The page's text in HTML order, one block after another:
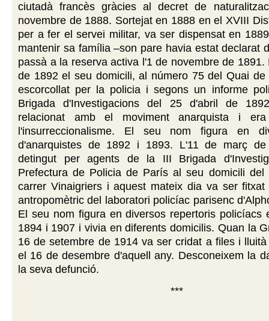
ciutadà francès gràcies al decret de
novembre de 1888. Sortejat en 1888 en el XVIII
per a fer el servei militar, va ser dispensat en
mantenir sa família –son pare havia estat declarat
passà a la reserva activa l'1 de novembre de 1891.
de 1892 el seu domicili, al número 75 del Quai de
escorcollat per la policia i segons un informe
Brigada d'Investigacions del 25 d'abril de
relacionat amb el moviment anarquista i
l'insurreccionalisme. El seu nom figura en
d'anarquistes de 1892 i 1893. L'11 de març
detingut per agents de la III Brigada
Prefectura de Policia de París al seu domicili del
carrer Vinaigriers i aquest mateix dia va ser
antropomètric del laboratori policíac parisenc
El seu nom figura en diversos repertoris policíacs
1894 i 1907 i vivia en diferents domicilis. Quan la
16 de setembre de 1914 va ser cridat a files i
el 16 de desembre d'aquell any. Desconeixem la
la seva defunció.
***